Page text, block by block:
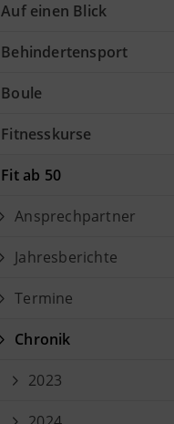
Auf einen Blick
Behindertensport
Boule
Fitnesskurse
Fit ab 50
Ansprechpartner
Jahresberichte
Termine
Chronik
2023